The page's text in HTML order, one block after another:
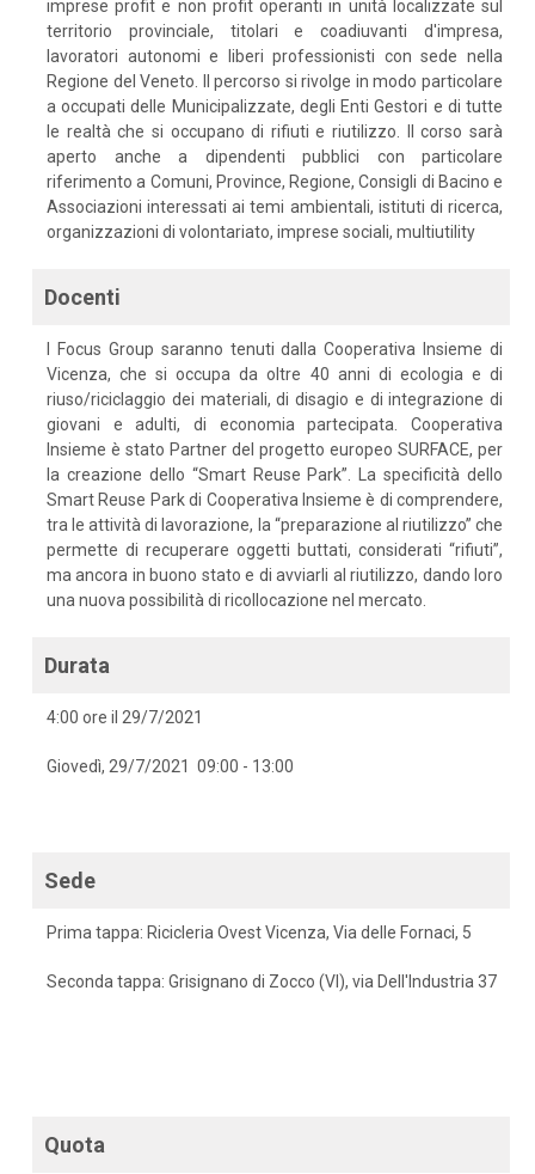
imprese profit e non profit operanti in unità localizzate sul
territorio provinciale, titolari e coadiuvanti d'impresa,
lavoratori autonomi e liberi professionisti con sede nella
Regione del Veneto. Il percorso si rivolge in modo particolare
a occupati delle Municipalizzate, degli Enti Gestori e di tutte
le realtà che si occupano di rifiuti e riutilizzo. Il corso sarà
aperto anche a dipendenti pubblici con particolare
riferimento a Comuni, Province, Regione, Consigli di Bacino e
Associazioni interessati ai temi ambientali, istituti di ricerca,
organizzazioni di volontariato, imprese sociali, multiutility
Docenti
I Focus Group saranno tenuti dalla Cooperativa Insieme di
Vicenza, che si occupa da oltre 40 anni di ecologia e di
riuso/riciclaggio dei materiali, di disagio e di integrazione di
giovani e adulti, di economia partecipata. Cooperativa
Insieme è stato Partner del progetto europeo SURFACE, per
la creazione dello “Smart Reuse Park”. La specificità dello
Smart Reuse Park di Cooperativa Insieme è di comprendere,
tra le attività di lavorazione, la “preparazione al riutilizzo” che
permette di recuperare oggetti buttati, considerati “rifiuti”,
ma ancora in buono stato e di avviarli al riutilizzo, dando loro
una nuova possibilità di ricollocazione nel mercato.
Durata
4:00 ore il 29/7/2021
Giovedì, 29/7/2021 09:00 - 13:00
Sede
Prima tappa: Ricicleria Ovest Vicenza, Via delle Fornaci, 5
Seconda tappa: Grisignano di Zocco (VI), via Dell'Industria 37
Quota